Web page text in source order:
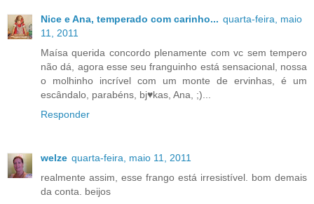
Nice e Ana, temperado com carinho... quarta-feira, maio
11, 2011
Maísa querida concordo plenamente com vc sem tempero
não dá, agora esse seu franguinho está sensacional, nossa
o molhinho incrível com um monte de ervinhas, é um
escândalo, parabéns, bj♥kas, Ana, ;)...
Responder
welze quarta-feira, maio 11, 2011
realmente assim, esse frango está irresistível. bom demais
da conta. beijos